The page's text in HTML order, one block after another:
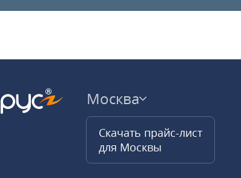
Москва
Скачать прайс-лист
для Москвы